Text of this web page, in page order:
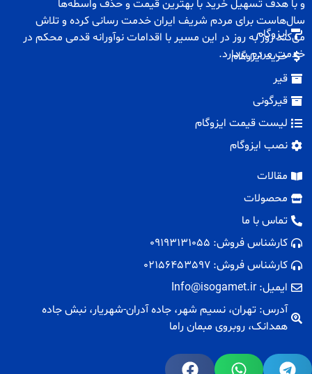
و با هدف تسهیل خرید با بهترین قیمت و حذف واسطه‌ها
سال‌هاست برای مردم شریف ایران خدمت رسانی کرده و تلاش
می‌کند روز به روز در این مسیر با اقدامات نوآورانه قدمی محکم در
خدمت مردم بردارد.
ایزوگام
خرید ایزوگام
قیر
قیرگونی
لیست قیمت ایزوگام
نصب ایزوگام
مقالات
محصولات
تماس با ما
کارشناس فروش: 09193131055
کارشناس فروش: 02156453597
ایمیل: Info@isogamet.ir
آدرس: تهران، نسیم شهر، جاده آدران-شهریار، نبش جاده
همدانک، روبروی مبمان راما